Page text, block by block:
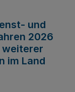
und
2026
weiterer
im Land